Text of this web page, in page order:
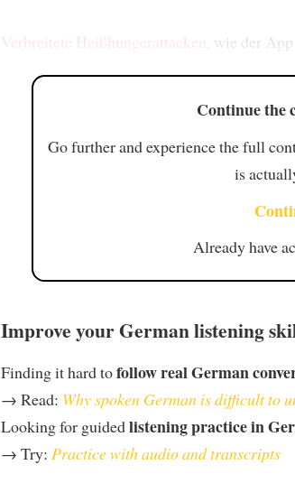
Verbreitete Heißhungerattacken , wie der App
Continue the
Go further and experience the full
is
Already have
Improve your German listening
Finding it hard tofollow real German
→ Read: Why spoken German is difficult to
Looking for guidedlistening practice in
→ Try: Practice with audio and transcripts